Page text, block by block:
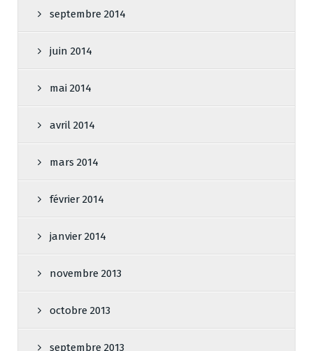
septembre 2014
juin 2014
mai 2014
avril 2014
mars 2014
février 2014
janvier 2014
novembre 2013
octobre 2013
septembre 2013